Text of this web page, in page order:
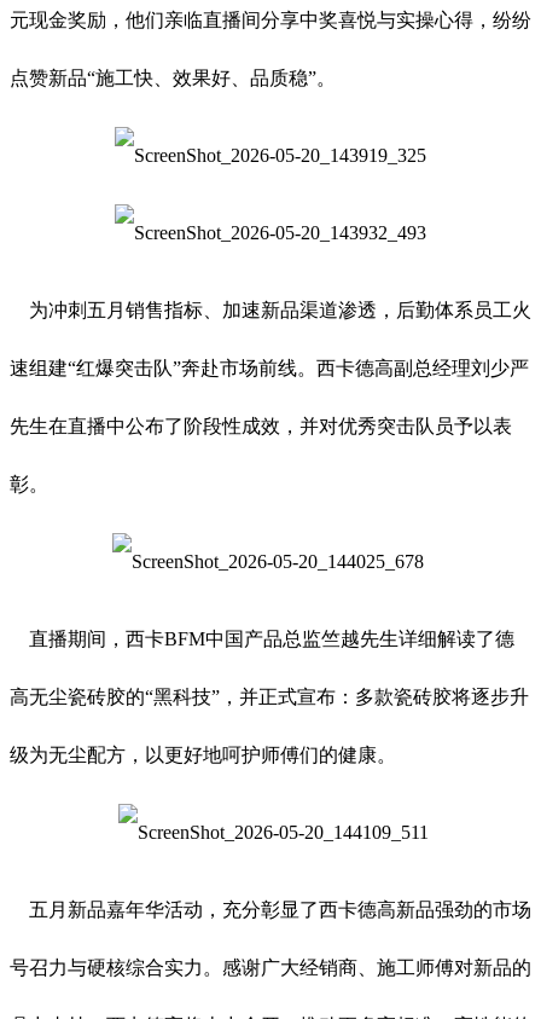
元现金奖励，他们亲临直播间分享中奖喜悦与实操心得，纷纷
点赞新品“施工快、效果好、品质稳”。
为冲刺五月销售指标、加速新品渠道渗透，后勤体系员工火
速组建“红爆突击队”奔赴市场前线。西卡德高副总经理刘少严
先生在直播中公布了阶段性成效，并对优秀突击队员予以表
彰。
直播期间，西卡BFM中国产品总监竺越先生详细解读了德
高无尘瓷砖胶的“黑科技”，并正式宣布：多款瓷砖胶将逐步升
级为无尘配方，以更好地呵护师傅们的健康。
五月新品嘉年华活动，充分彰显了西卡德高新品强劲的市场
号召力与硬核综合实力。感谢广大经销商、施工师傅对新品的